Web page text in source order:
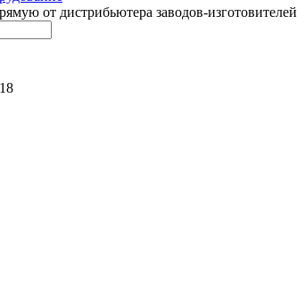
от дистрибьютера заводов-изготовителей